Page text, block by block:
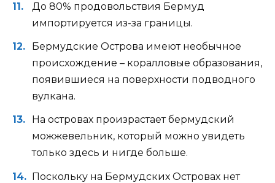
До 80% продовольствия Бермуд
импортируется из-за границы.
Бермудские Острова имеют необычное
происхождение – коралловые образования,
появившиеся на поверхности подводного
вулкана.
На островах произрастает бермудский
можжевельник, который можно увидеть
только здесь и нигде больше.
Поскольку на Бермудских Островах нет